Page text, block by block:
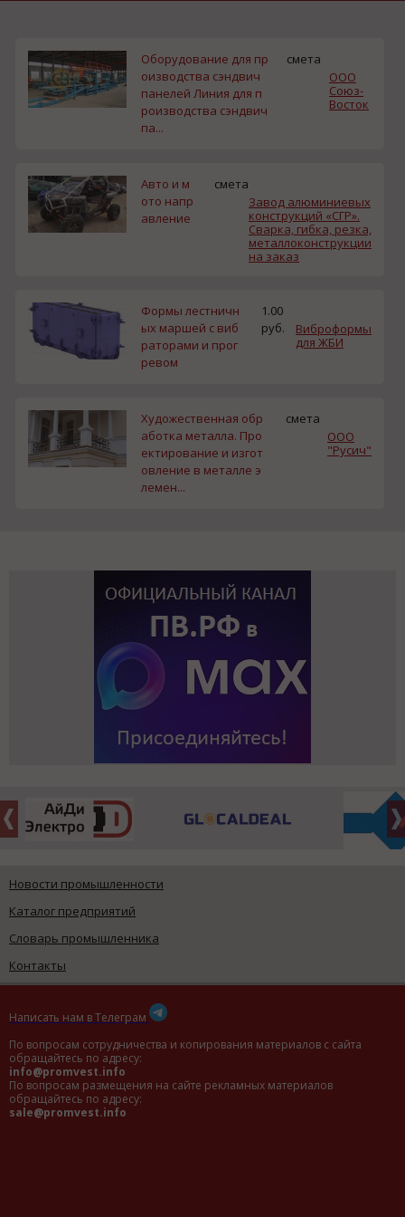
Оборудование для пр
оизводства сэндвич
панелей Линия для п
роизводства сэндвич
па...
смета
ООО
Союз-
Восток
Авто и м
ото напр
авление
смета
Завод алюминиевых
конструкций «СГР».
Сварка, гибка, резка,
металлоконструкции
на заказ
Формы лестничн
ых маршей с виб
раторами и прог
ревом
1.00
руб.
Виброформы
для ЖБИ
Художественная обр
аботка металла. Про
ектирование и изгот
овление в металле э
лемен...
смета
ООО
"Русич"
Новости промышленности
Каталог предприятий
Словарь промышленника
Контакты
Написать нам в Телеграм
По вопросам сотрудничества и копирования материалов с сайта
обращайтесь по адресу:
info@promvest.info
По вопросам размещения на сайте рекламных материалов
обращайтесь по адресу:
sale@promvest.info